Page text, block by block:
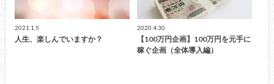
2021.1.5
人生、楽しんでいますか？
2020.4.30
【100万円企画】100万円を元手に
稼ぐ企画（全体導入編）